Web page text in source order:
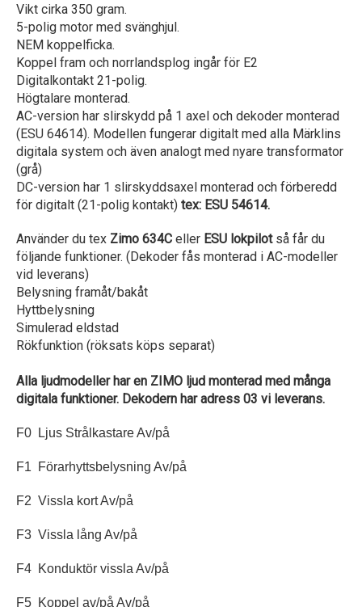
Vikt cirka 350 gram.
5-polig motor med svänghjul.
NEM koppelficka.
Koppel fram och norrlandsplog ingår för E2
Digitalkontakt 21-polig.
Högtalare monterad.
AC-version har slirskydd på 1 axel och dekoder monterad
(ESU 64614). Modellen fungerar digitalt med alla Märklins
digitala system och även analogt med nyare transformator
(grå)
DC-version har 1 slirskyddsaxel monterad och förberedd
för digitalt (21-polig kontakt) tex: ESU 54614.
Använder du tex Zimo 634C eller ESU lokpilotså får du
följande funktioner. (Dekoder fås monterad i AC-modeller
vid leverans)
Belysning framåt/bakåt
Hyttbelysning
Simulerad eldstad
Rökfunktion (röksats köps separat)
Alla ljudmodeller har en ZIMO ljud monterad med många
digitala funktioner. Dekodern har adress 03 vi leverans.
F0 Ljus Strålkastare Av/på
F1 Förarhyttsbelysning Av/på
F2 Vissla kort Av/på
F3 Vissla lång Av/på
F4 Konduktör vissla Av/på
F5 Koppel av/på Av/på